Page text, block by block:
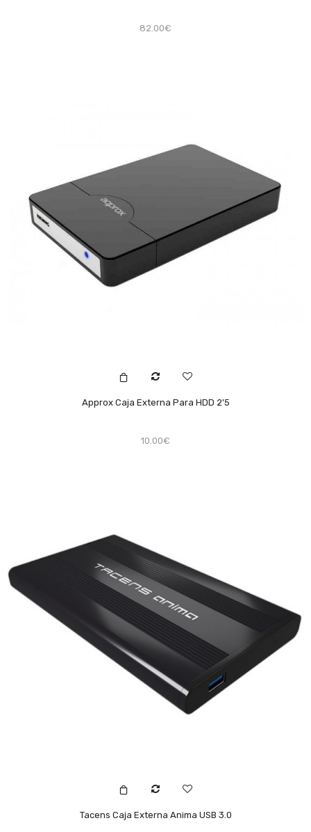
82.00€
Approx Caja Externa Para HDD 2'5
10.00€
Tacens Caja Externa Anima USB 3.0